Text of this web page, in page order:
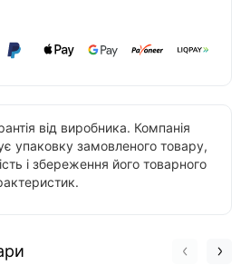
від виробника. Компанія
упаковку замовленого товару,
і збереження його товарного